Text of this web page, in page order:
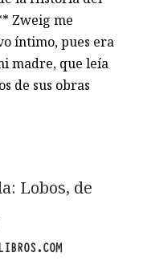
Zweig me
íntimo, pues era
madre, que leía
de sus obras
Lobos, de